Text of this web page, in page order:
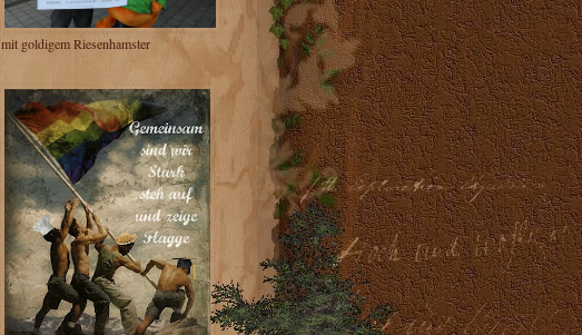
mit goldigem Riesenhamster